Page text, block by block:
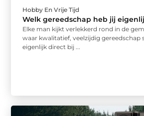
Hobby En Vrije Tijd
Welk gereedschap heb jij
Elke man kijkt verlekkerd rond in de
waar kwalitatief, veelzijdig gereedschap
eigenlijk direct bij ...